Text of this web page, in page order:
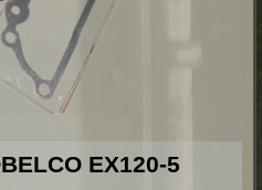
EX120-5